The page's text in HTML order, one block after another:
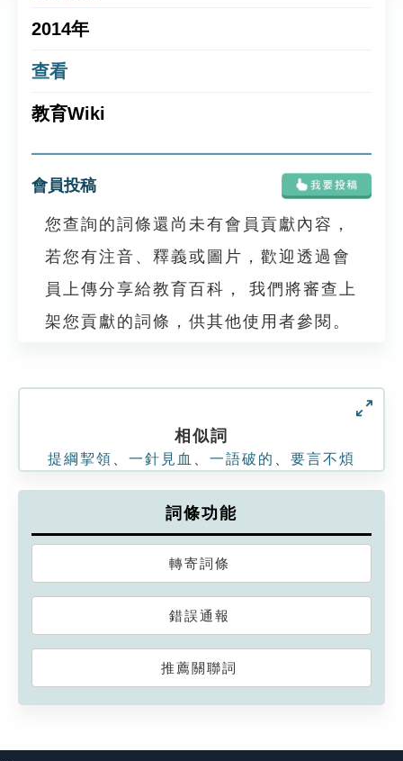
2014年
查看
教育Wiki
會員投稿
您查詢的詞條還尚未有會員貢獻內容，
若您有注音、釋義或圖片，歡迎透過會
員上傳分享給教育百科， 我們將審查上
架您貢獻的詞條，供其他使用者參閱。
相似詞
提綱挈領 一針見血 一語破的 要言不煩
詞條功能
轉寄詞條
錯誤通報
推薦關聯詞